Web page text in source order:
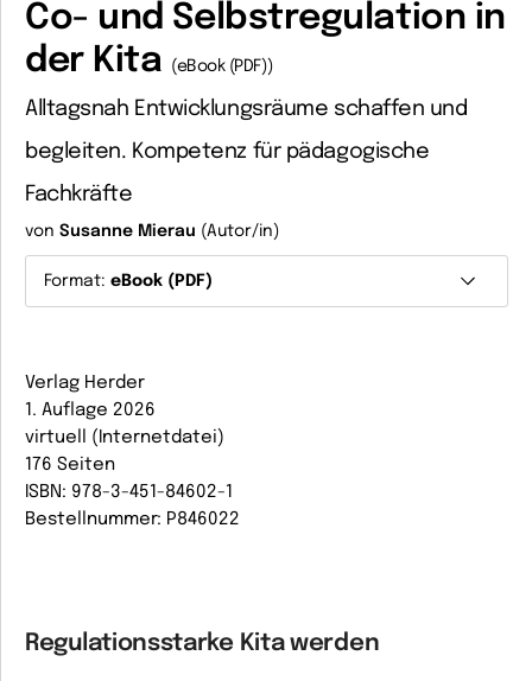
Co- und Selbstregulation in
der Kita
(eBook (PDF))
Alltagsnah Entwicklungsräume schaffen und
begleiten. Kompetenz für pädagogische
Fachkräfte
von Susanne Mierau (Autor/in)
Format: eBook (PDF)
Verlag Herder
1. Auflage 2026
virtuell (Internetdatei)
176 Seiten
ISBN: 978-3-451-84602-1
Bestellnummer: P846022
Regulationsstarke Kita werden